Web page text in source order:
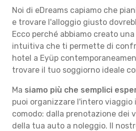
Noi di eDreams capiamo che
e trovare l'alloggio giusto
Ecco perché abbiamo creato
intuitiva che ti permette di
hotel a Eyüp
trovare il tuo soggiorno ideale
Ma siamo più che semplici
puoi organizzare l'intero viaggio
comodo: dalla prenotazione dei
della tua auto a noleggio. Il